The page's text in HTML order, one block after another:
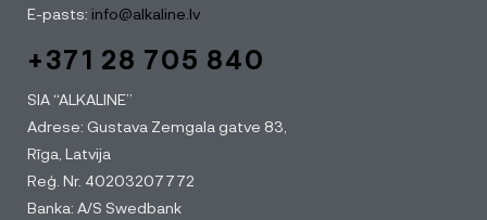
E-pasts: info@alkaline.lv
+371 28 705 840
SIA “ALKALINE”
Adrese: Gustava Zemgala gatve 83,
Rīga, Latvija
Reģ. Nr. 40203207772
Banka: A/S Swedbank